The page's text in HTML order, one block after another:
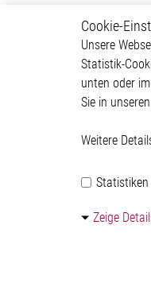
Cookie-
Unsere
Statistik-
unten oder
Sie in unseren
Weitere
Statistiken
Zeige